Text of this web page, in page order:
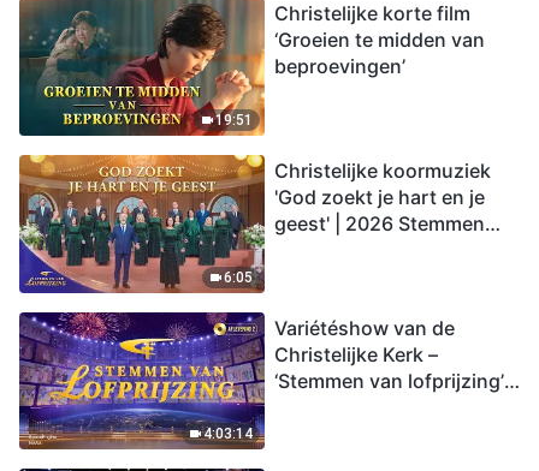
19:51
Christelijke korte film
‘Groeien te midden van
beproevingen’
6:05
Christelijke koormuziek
'God zoekt je hart en je
geest' | 2026 Stemmen
4:03:14
Variétéshow van de
Christelijke Kerk –
‘Stemmen van lofprijzing’,